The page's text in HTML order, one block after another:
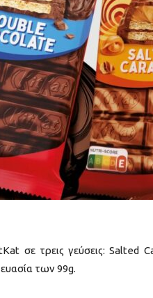
σε τρεις γεύσεις: Salted
των 99g.